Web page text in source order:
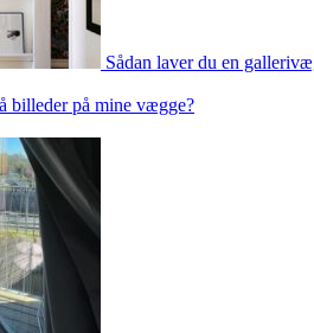
Sådan laver du en
billeder på mine vægge?